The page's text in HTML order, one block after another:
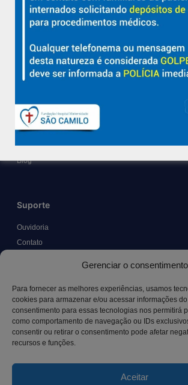
Gerenciar o consentimento
Para fornecer as melhores experiências, usamos
cookies para armazenar e/ou acessar informações
consentimento para essas tecnologias nos permitirá
como comportamento de navegação ou IDs
consentir ou retirar o consentimento pode afetar
recursos e funções.
Aceitar
Sobre
Diretorias
Políticas e Normas
Trabalhe Conosco
Blog
Suporte
Ouvidoria
Contato
Canal LGPD e Segurança da Informação
Contato